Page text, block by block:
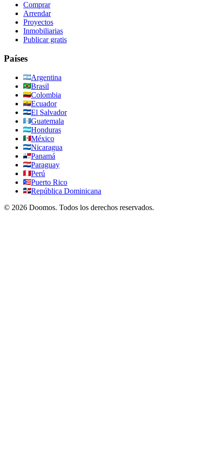
Comprar
Arrendar
Proyectos
Inmobiliarias
Publicar gratis
Países
Argentina
Brasil
Colombia
Ecuador
El Salvador
Guatemala
Honduras
México
Nicaragua
Panamá
Paraguay
Perú
Puerto Rico
República Dominicana
© 2026 Doomos. Todos los derechos reservados.